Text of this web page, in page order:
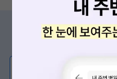
증상/치료,
💬 무엇이든 물어보세요